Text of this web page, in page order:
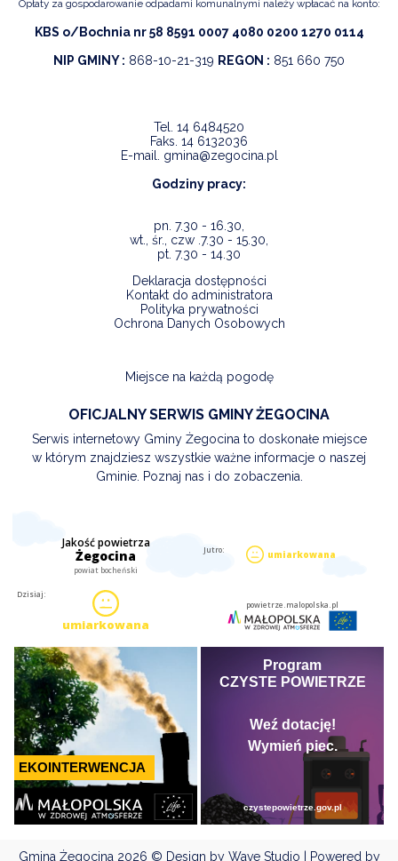
Opłaty za gospodarowanie odpadami komunalnymi należy wpłacać na konto:
KBS o/Bochnia nr 58 8591 0007 4080 0200 1270 0114
NIP GMINY : 868-10-21-319 REGON : 851 660 750
Tel. 14 6484520
Faks. 14 6132036
E-mail. gmina@zegocina.pl
Godziny pracy:
pn. 7.30 - 16.30,
wt., śr., czw .7.30 - 15.30,
pt. 7.30 - 14.30
Deklaracja dostępności
Kontakt do administratora
Polityka prywatności
Ochrona Danych Osobowych
Miejsce na każdą pogodę
OFICJALNY SERWIS GMINY ŻEGOCINA
Serwis internetowy Gminy Żegocina to doskonałe miejsce
w którym znajdziesz wszystkie ważne informacje o naszej
Gminie. Poznaj nas i do zobaczenia.
Gmina Żegocina2026 © Design by Wave Studio | Powered by